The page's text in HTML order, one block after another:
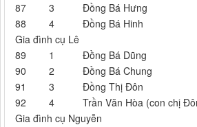
87
3
Đồng Bá Hưng
88
4
Đồng Bá Hinh
Gia đình cụ Lê
89
1
Đồng Bá Dũng
90
2
Đồng Bá Chung
91
3
Đồng Thị Đôn
92
4
Trần Văn Hòa (con chị
Gia đình cụ Nguyễn